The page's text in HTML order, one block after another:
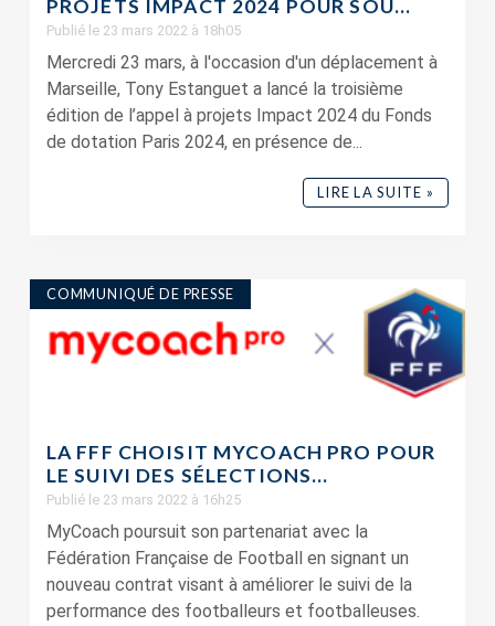
PROJETS IMPACT 2024 POUR SOU...
Publié le 23 mars 2022 à 18h05
Mercredi 23 mars, à l'occasion d'un déplacement à
Marseille, Tony Estanguet a lancé la troisième
édition de l’appel à projets Impact 2024 du Fonds
de dotation Paris 2024, en présence de...
LIRE LA SUITE »
COMMUNIQUÉ DE PRESSE
LA FFF CHOISIT MYCOACH PRO POUR
LE SUIVI DES SÉLECTIONS...
Publié le 23 mars 2022 à 16h25
MyCoach poursuit son partenariat avec la
Fédération Française de Football en signant un
nouveau contrat visant à améliorer le suivi de la
performance des footballeurs et footballeuses.